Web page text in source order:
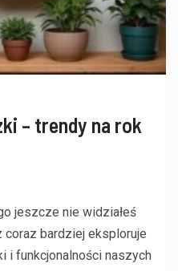
– trendy na rok
jeszcze nie widziałeś
coraz bardziej eksploruje
i funkcjonalności naszych